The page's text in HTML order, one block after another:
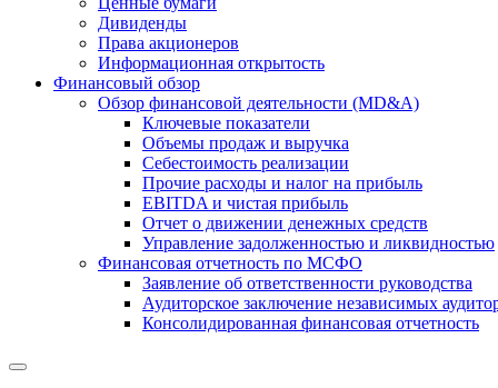
Дивиденды
Права акционеров
Информационная открытость
Финансовый обзор
Обзор финансовой деятельности (MD&A)
Ключевые показатели
Объемы продаж и выручка
Себестоимость реализации
Прочие расходы и налог на прибыль
EBITDA и чистая прибыль
Отчет о движении денежных средств
Управление задолженностью и ликвидностью
Финансовая отчетность по МСФО
Заявление об ответственности руководства
Аудиторское заключение независимых
Консолидированная финансовая отчетность